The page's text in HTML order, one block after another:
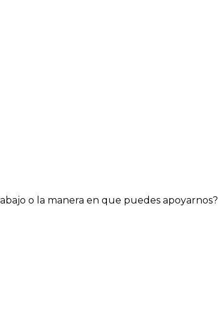
o la manera en que puedes apoyarnos?